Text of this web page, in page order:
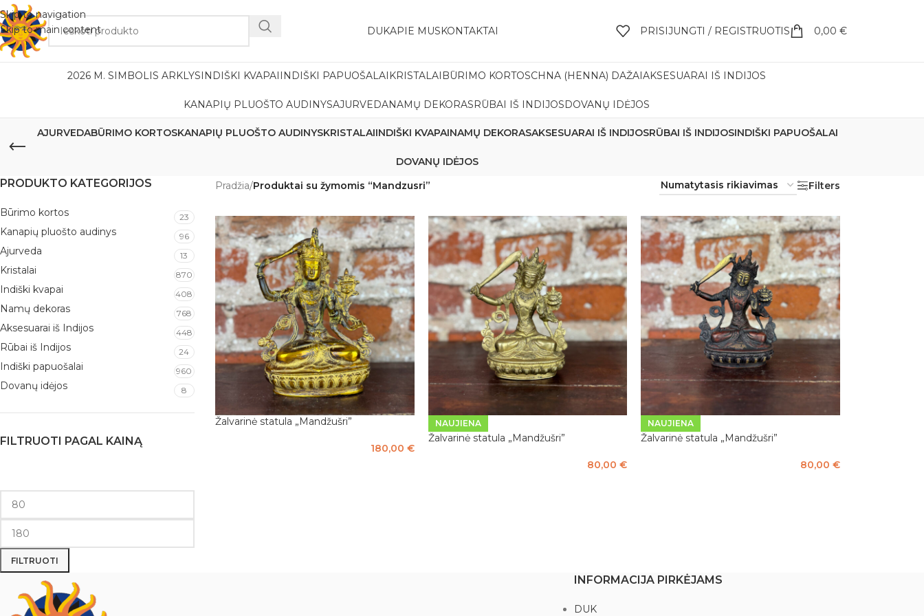
Skip to navigation
Skip to main content
DUKAPIE MUSKONTAKTAI PRISIJUNGTI / REGISTRUOTIS 0,00 €
2026 M. SIMBOLIS ARKLYSINDIŠKI KVAPAI INDIŠKI PAPUOŠALAI KRISTALAI BŪRIMO KORTOSCHNA (HENNA) DAŽAIAKSESUARAI IŠ INDIJOS
KANAPIŲ PLUOŠTO AUDINYSAJURVEDANAMŲ DEKORASRŪBAI IŠ INDIJOSDOVANŲ IDĖJOS
AJURVEDABŪRIMO KORTOSKANAPIŲ PLUOŠTO AUDINYSKRISTALAIINDIŠKI KVAPAINAMŲ DEKORASAKSESUARAI IŠ INDIJOSRŪBAI IŠ INDIJOSINDIŠKI PAPUOŠALAI
DOVANŲ IDĖJOS
PRODUKTO KATEGORIJOS
Būrimo kortos 23
Kanapių pluošto audinys 96
Ajurveda 13
Kristalai 870
Indiški kvapai 408
Namų dekoras 768
Aksesuarai iš Indijos 448
Rūbai iš Indijos 24
Indiški papuošalai 960
Dovanų idėjos 8
FILTRUOTI PAGAL KAINĄ
FILTRUOTI
Pradžia/Produktai su žymomis “Mandzusri” Filters
Žalvarinė statula „Mandžušri”
180,00 €
NAUJIENA
Žalvarinė statula „Mandžušri”
80,00€
NAUJIENA
Žalvarinė statula „Mandžušri”
80,00 €
INFORMACIJA PIRKĖJAMS
DUK